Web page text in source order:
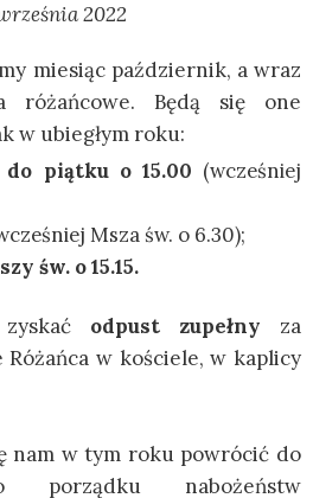
2022
miesiąc październik, a wraz
różańcowe. Będą się one
w ubiegłym roku:
do piątku o 15.00 (wcześniej
Msza św. o 6.30);
św. o 15.15.
odpust zupełny za
w kościele, w kaplicy
nam w tym roku powrócić do
porządku nabożeństw